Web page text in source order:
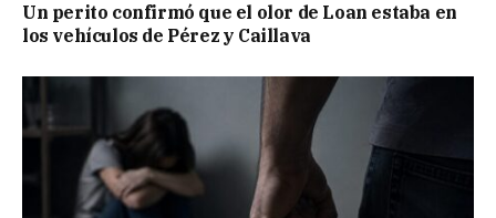
Un perito confirmó que el olor de Loan estaba en
los vehículos de Pérez y Caillava